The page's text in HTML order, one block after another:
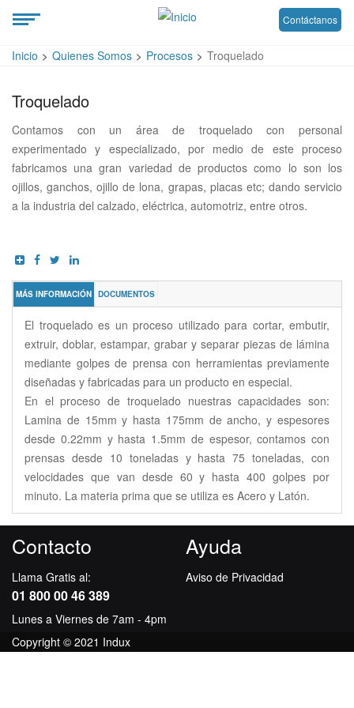
Contáctanos
Inicio Quienes Somos Procesos Troquelado
Troquelado
Contamos con un área de troquelado con personal
experimentado y especializado, por medio de este proceso
fabricamos una gran variedad de productos como lo son los
ojillos, ganchos, ojillo de lona, grapas, placas etc; dando servicio
a la industria del calzado, eléctrica, automotriz, entre otros.
MÁS INFORMACIÓN DOCUMENTOS
El troquelado es un proceso utilizado para cortar, embutir,
extruir, doblar, estampar, grabar y separar piezas de lámina
mediante golpes de prensa con herramientas previamente
diseñadas y fabricadas para un producto en especial.
En el proceso de troquelado nuestras capacidades son:
Lamina de 15mm y hasta 175mm de ancho, y espesores
desde 0.22mm y hasta 1.5mm de espesor, contamos con
prensas desde 10 toneladas y hasta 75 toneladas, con
velocidades que van desde 60 y hasta 400 golpes por
minuto. La materia prima que se utiliza es Acero y Latón.
Contacto
Llama Gratis al:
01 800 00 46 389
Lunes a Viernes de 7am - 4pm
Ayuda
Aviso de Privacidad
Copyright © 2021 Indux